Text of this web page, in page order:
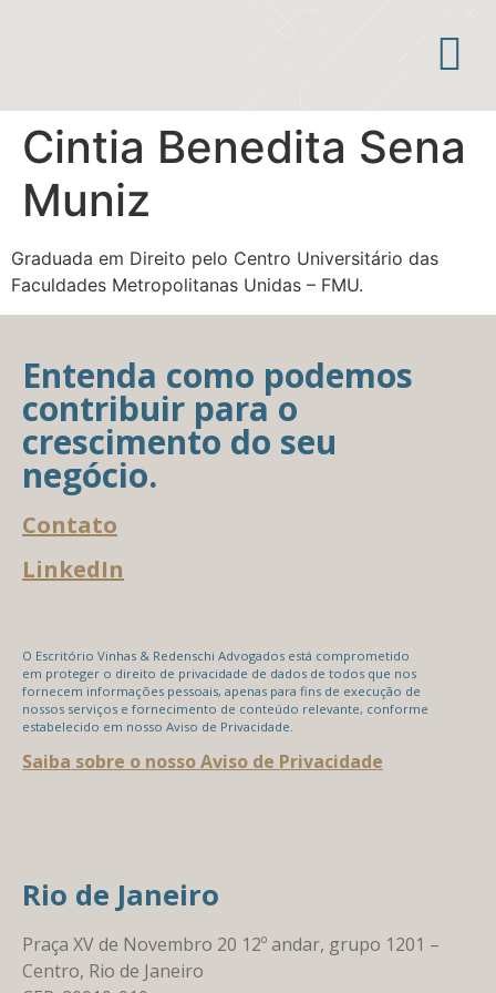
Cintia Benedita Sena
Muniz
Graduada em Direito pelo Centro Universitário das
Faculdades Metropolitanas Unidas – FMU.
Entenda como podemos
contribuir para o
crescimento do seu
negócio.
Contato
LinkedIn
O Escritório Vinhas & Redenschi Advogados está comprometido
em proteger o direito de privacidade de dados de todos que nos
fornecem informações pessoais, apenas para fins de execução de
nossos serviços e fornecimento de conteúdo relevante, conforme
estabelecido em nosso Aviso de Privacidade.
Saiba sobre o nosso Aviso de Privacidade
Rio de Janeiro
Praça XV de Novembro 20 12º andar, grupo 1201 –
Centro, Rio de Janeiro